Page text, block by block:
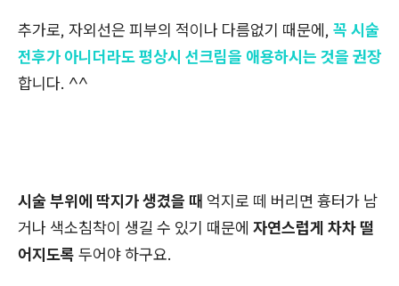
추가로, 자외선은 피부의 적이나 다름없기 때문에, 꼭 시술
전후가 아니더라도 평상시 선크림을 애용하시는 것을 권장
합니다. ^^
시술 부위에 딱지가 생겼을 때 억지로 떼 버리면 흉터가 남
거나 색소침착이 생길 수 있기 때문에 자연스럽게 차차 떨
어지도록 두어야 하구요.